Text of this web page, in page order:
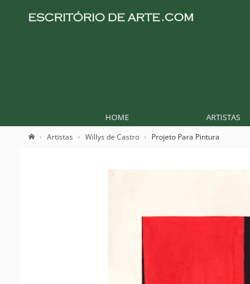
HOME ARTISTAS
Artistas Willys de Castro Projeto Para Pintura